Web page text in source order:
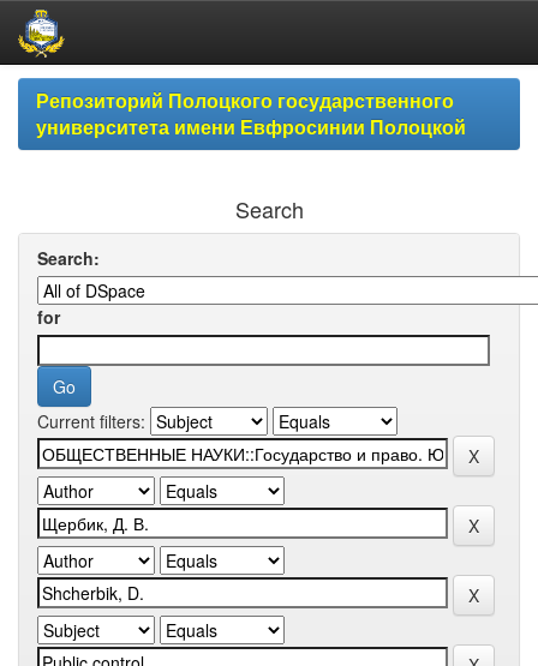
Skip
navigationРепозиторий Полоцкого государственного
университета имени Евфросинии Полоцкой
Search
Search:
for
Current filters: